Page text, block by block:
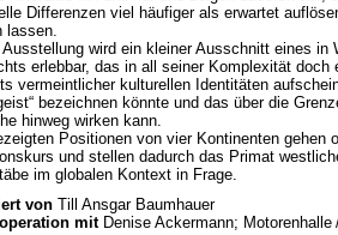
Differenzen viel häufiger als erwartet
lassen.
Ausstellung wird ein kleiner Ausschnitt eines
erlebbar, das in all seiner Komplexität doch
vermeintlicher kulturellen Identitäten
bezeichnen könnte und das über die
hinweg wirken kann.
Positionen von vier Kontinenten gehen
und stellen dadurch das Primat
im globalen Kontext in Frage.
von Till Ansgar Baumhauer
mit Denise Ackermann;